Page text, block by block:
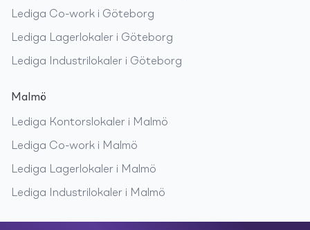
Lediga Co-work i Göteborg
Lediga Lagerlokaler i Göteborg
Lediga Industrilokaler i Göteborg
Malmö
Lediga Kontorslokaler i Malmö
Lediga Co-work i Malmö
Lediga Lagerlokaler i Malmö
Lediga Industrilokaler i Malmö